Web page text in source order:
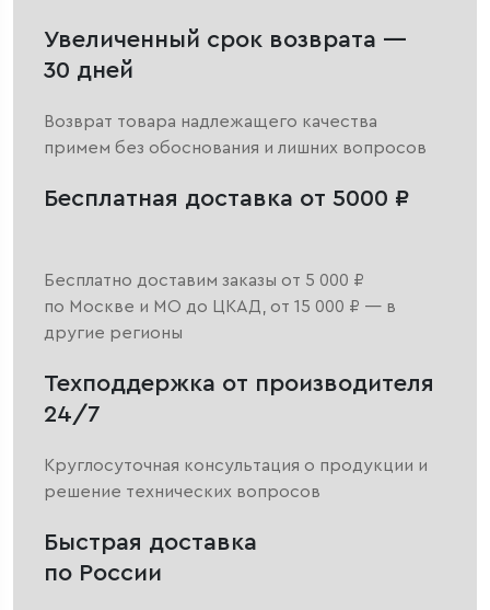
Увеличенный срок возврата —
30 дней
Возврат товара надлежащего качества
примем без обоснования и лишних вопросов
Бесплатная доставка от 5000 ₽
Бесплатно доставим заказы от 5 000 ₽
по Москве и МО до ЦКАД, от 15 000 ₽ — в
другие регионы
Техподдержка от производителя
24/7
Круглосуточная консультация о продукции и
решение технических вопросов
Быстрая доставка
по России